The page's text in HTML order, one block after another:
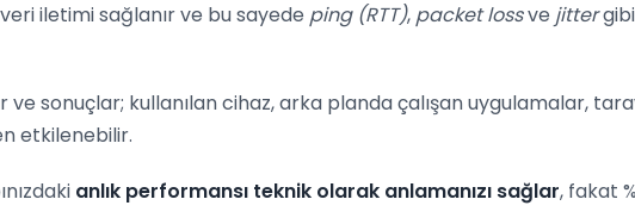
veri iletimi sağlanır ve bu sayede ping (RTT), packet lossve jitter
ve sonuçlar; kullanılan cihaz, arka planda çalışan uygulamalar,
etkilenebilir.
anlık performansı teknik olarak anlamanızı sağlar, fakat